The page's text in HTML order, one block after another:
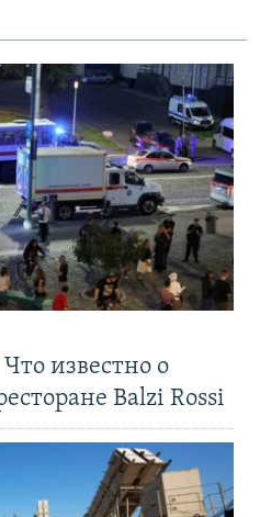
известно о
Balzi Rossi